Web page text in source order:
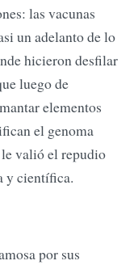
las vacunas
un adelanto de lo
hicieron desfilar
luego de
elementos
el genoma
valió el repudio
y científica.
por sus